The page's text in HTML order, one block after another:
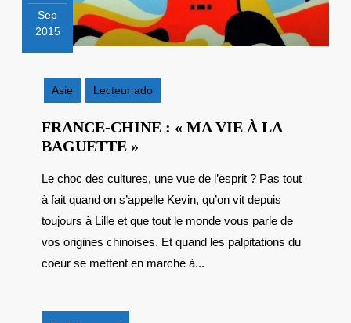
Sep
2015
2015
Asie
Lecteur ado
FRANCE-CHINE : « MA VIE À LA
BAGUETTE »
:
« MA
VIE
À
LA
Le choc des cultures, une vue de l’esprit ? Pas tout
à fait quand on s’appelle Kevin, qu’on vit depuis
toujours à Lille et que tout le monde vous parle de
vos origines chinoises. Et quand les palpitations du
coeur se mettent en marche à...